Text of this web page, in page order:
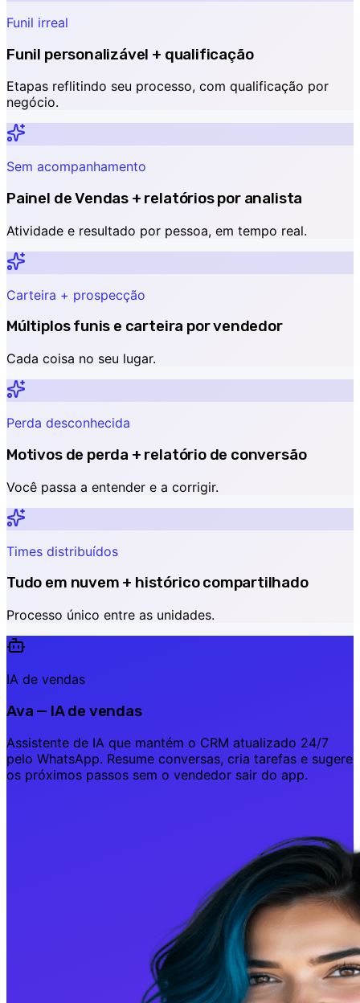
Funil irreal
Funil personalizável + qualificação
Etapas reflitindo seu processo, com qualificação por
negócio.
Sem acompanhamento
Painel de Vendas + relatórios por analista
Atividade e resultado por pessoa, em tempo real.
Carteira + prospecção
Múltiplos funis e carteira por vendedor
Cada coisa no seu lugar.
Perda desconhecida
Motivos de perda + relatório de conversão
Você passa a entender e a corrigir.
Times distribuídos
Tudo em nuvem + histórico compartilhado
Processo único entre as unidades.
IA de vendas
Ava — IA de vendas
Assistente de IA que mantém o CRM atualizado 24/7
pelo WhatsApp. Resume conversas, cria tarefas e sugere
os próximos passos sem o vendedor sair do app.